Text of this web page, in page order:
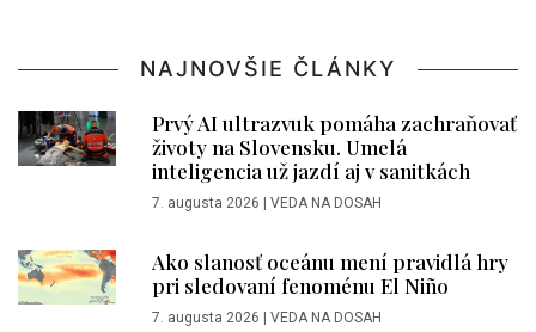
NAJNOVŠIE ČLÁNKY
Prvý AI ultrazvuk pomáha zachraňovať
životy na Slovensku. Umelá
inteligencia už jazdí aj v sanitkách
7. augusta 2026 | VEDA NA DOSAH
Ako slanosť oceánu mení pravidlá hry
pri sledovaní fenoménu El Niño
7. augusta 2026 | VEDA NA DOSAH